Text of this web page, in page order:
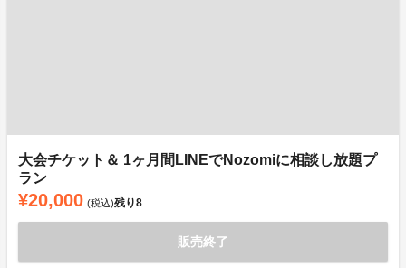
大会チケット＆ 1ヶ月間LINEでNozomiに相談し放題プ
ラン
¥20,000 (税込)残り8
販売終了